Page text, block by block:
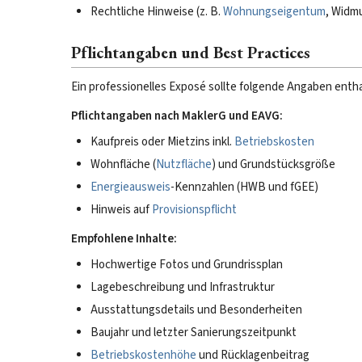
Rechtliche Hinweise (z. B.Wohnungseigentum,
Pflichtangaben und Best Practices
Ein professionelles Exposé sollte folgende Angaben
Pflichtangaben nach MaklerG und EAVG:
Kaufpreis oder Mietzins inkl. Betriebskosten
Wohnfläche (Nutzfläche) und Grundstücksgröße
Energieausweis-Kennzahlen (HWB und fGEE)
Hinweis aufProvisionspflicht
Empfohlene Inhalte:
Hochwertige Fotos und Grundrissplan
Lagebeschreibung und Infrastruktur
Ausstattungsdetails und Besonderheiten
Baujahr und letzter Sanierungszeitpunkt
Betriebskostenhöheund Rücklagenbeitrag